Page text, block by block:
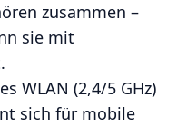
zusammen –
sie mit
WLAN (2,4/5 GHz)
sich für mobile